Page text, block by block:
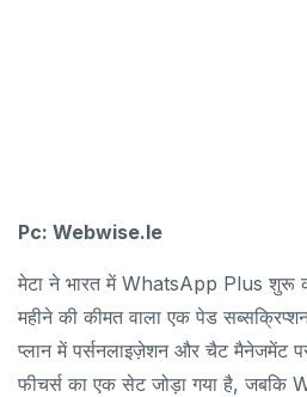
Pc: Webwise.ie
मेटा ने भारत में WhatsApp Plus शुरू
महीने की कीमत वाला एक पेड
प्लान में पर्सनलाइज़ेशन और चैट मैनेजमेंट
फीचर्स का एक सेट जोड़ा गया है, जबकि